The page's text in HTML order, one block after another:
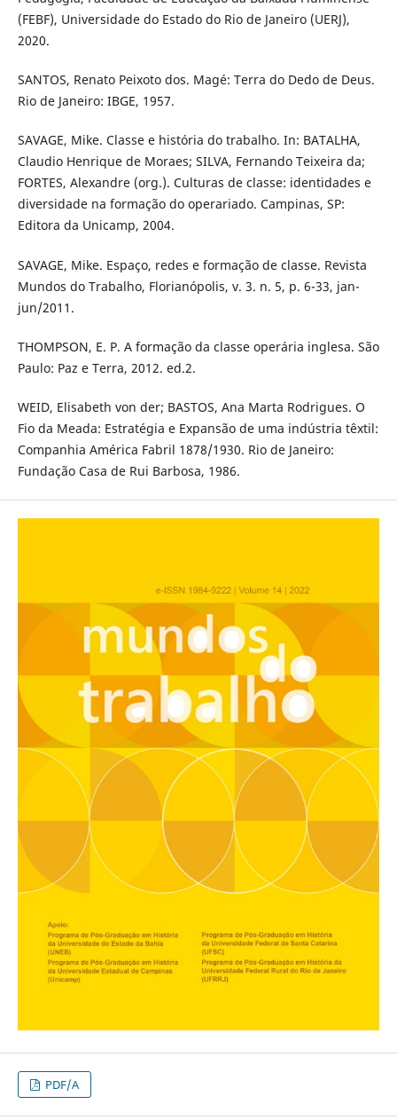
(FEBF), Universidade do Estado do Rio de Janeiro (UERJ),
2020.
SANTOS, Renato Peixoto dos. Magé: Terra do Dedo de Deus.
Rio de Janeiro: IBGE, 1957.
SAVAGE, Mike. Classe e história do trabalho. In: BATALHA,
Claudio Henrique de Moraes; SILVA, Fernando Teixeira da;
FORTES, Alexandre (org.). Culturas de classe: identidades e
diversidade na formação do operariado. Campinas, SP:
Editora da Unicamp, 2004.
SAVAGE, Mike. Espaço, redes e formação de classe. Revista
Mundos do Trabalho, Florianópolis, v. 3. n. 5, p. 6-33, jan-
jun/2011.
THOMPSON, E. P. A formação da classe operária inglesa. São
Paulo: Paz e Terra, 2012. ed.2.
WEID, Elisabeth von der; BASTOS, Ana Marta Rodrigues. O
Fio da Meada: Estratégia e Expansão de uma indústria têxtil:
Companhia América Fabril 1878/1930. Rio de Janeiro:
Fundação Casa de Rui Barbosa, 1986.
PDF/A